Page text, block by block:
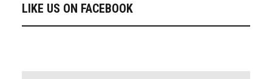
LIKE US ON FACEBOOK